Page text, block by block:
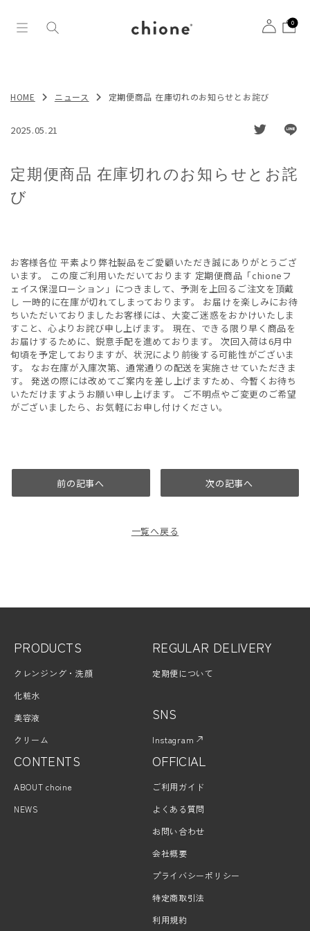
0
HOME ニュース 定期便商品 在庫切れのお知らせとお詫び
2025.05.21
定期便商品 在庫切れのお知らせとお詫
び
お客様各位 平素より弊社製品をご愛顧いただき誠にありがとうござ
います。 この度ご利用いただいております 定期便商品「chioneフ
ェイス保湿ローション」につきまして、予測を上回るご注文を頂戴
し 一時的に在庫が切れてしまっております。 お届けを楽しみにお待
ちいただいておりましたお客様には、大変ご迷惑をおかけいたしま
すこと、心よりお詫び申し上げます。 現在、できる限り早く商品を
お届けするために、鋭意手配を進めております。 次回入荷は6月中
旬頃を予定しておりますが、状況により前後する可能性がございま
す。 なお在庫が入庫次第、通常通りの配送を実施させていただきま
す。 発送の際には改めてご案内を差し上げますため、今暫くお待ち
いただけますようお願い申し上げます。 ご不明点やご変更のご希望
がございましたら、お気軽にお申し付けください。
前の記事へ
一覧へ戻る
次の記事へ
PRODUCTS
クレンジング・洗顔
化粧水
美容液
クリーム
REGULAR DELIVERY
定期便について
SNS
Instagram
CONTENTS
ABOUT choine
NEWS
OFFICIAL
ご利用ガイド
よくある質問
お問い合わせ
会社概要
プライバシーポリシー
特定商取引法
利用規約